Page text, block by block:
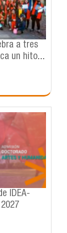
a tres
un hito
y
IDEA-